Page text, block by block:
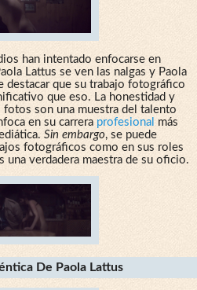
han intentado enfocarse en
Lattus se ven las nalgas y Paola
destacar que su trabajo fotográfico
que eso. La honestidad y
son una muestra del talento
en su carrera profesional más
Sin embargo, se puede
fotográficos como en sus roles
una verdadera maestra de su oficio.
De Paola Lattus